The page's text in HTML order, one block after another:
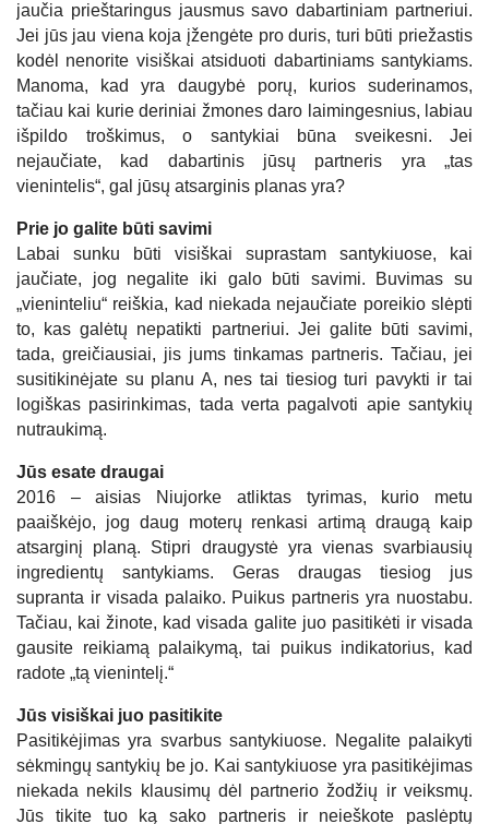
jaučia prieštaringus jausmus savo dabartiniam partneriui.
Jei jūs jau viena koja įžengėte pro duris, turi būti priežastis
kodėl nenorite visiškai atsiduoti dabartiniams santykiams.
Manoma, kad yra daugybė porų, kurios suderinamos,
tačiau kai kurie deriniai žmones daro laimingesnius, labiau
išpildo troškimus, o santykiai būna sveikesni. Jei
nejaučiate, kad dabartinis jūsų partneris yra „tas
vienintelis“, gal jūsų atsarginis planas yra?
Prie jo galite būti savimi
Labai sunku būti visiškai suprastam santykiuose, kai
jaučiate, jog negalite iki galo būti savimi. Buvimas su
„vieninteliu“ reiškia, kad niekada nejaučiate poreikio slėpti
to, kas galėtų nepatikti partneriui. Jei galite būti savimi,
tada, greičiausiai, jis jums tinkamas partneris. Tačiau, jei
susitikinėjate su planu A, nes tai tiesiog turi pavykti ir tai
logiškas pasirinkimas, tada verta pagalvoti apie santykių
nutraukimą.
Jūs esate draugai
2016 – aisias Niujorke atliktas tyrimas, kurio metu
paaiškėjo, jog daug moterų renkasi artimą draugą kaip
atsarginį planą. Stipri draugystė yra vienas svarbiausių
ingredientų santykiams. Geras draugas tiesiog jus
supranta ir visada palaiko. Puikus partneris yra nuostabu.
Tačiau, kai žinote, kad visada galite juo pasitikėti ir visada
gausite reikiamą palaikymą, tai puikus indikatorius, kad
radote „tą vienintelį.“
Jūs visiškai juo pasitikite
Pasitikėjimas yra svarbus santykiuose. Negalite palaikyti
sėkmingų santykių be jo. Kai santykiuose yra pasitikėjimas
niekada nekils klausimų dėl partnerio žodžių ir veiksmų.
Jūs tikite tuo ką sako partneris ir neieškote paslėptų